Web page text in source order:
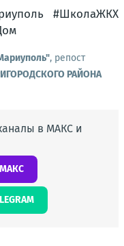
#ШколаЖКХ
, репост
РАЙОНА
в МАКС и